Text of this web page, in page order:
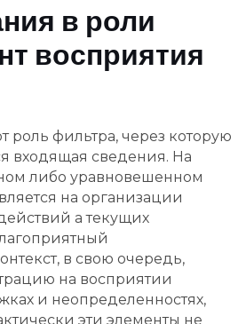
в роли
восприятия
роль фильтра, через которую
входящая сведения. На
либо уравновешенном
на организации
а текущих
в свою очередь,
на восприятии
и неопределенностях,
эти элементы не